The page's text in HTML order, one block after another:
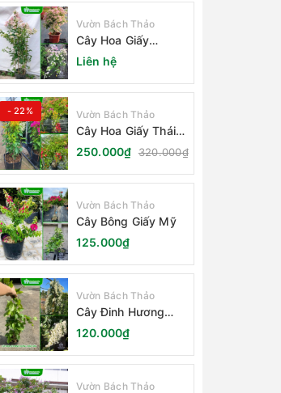
Vườn Bách Thảo
Cây Hoa Giấy
Sakura Nhật Bản
Liên hệ
- 22% Vườn Bách Thảo
Cây Hoa Giấy Thái
Lan
250.000₫ 320.000₫
Vườn Bách Thảo
Cây Bông Giấy Mỹ
125.000₫
Vườn Bách Thảo
Cây Đinh Hương
Nhật Bản
120.000₫
Vườn Bách Thảo